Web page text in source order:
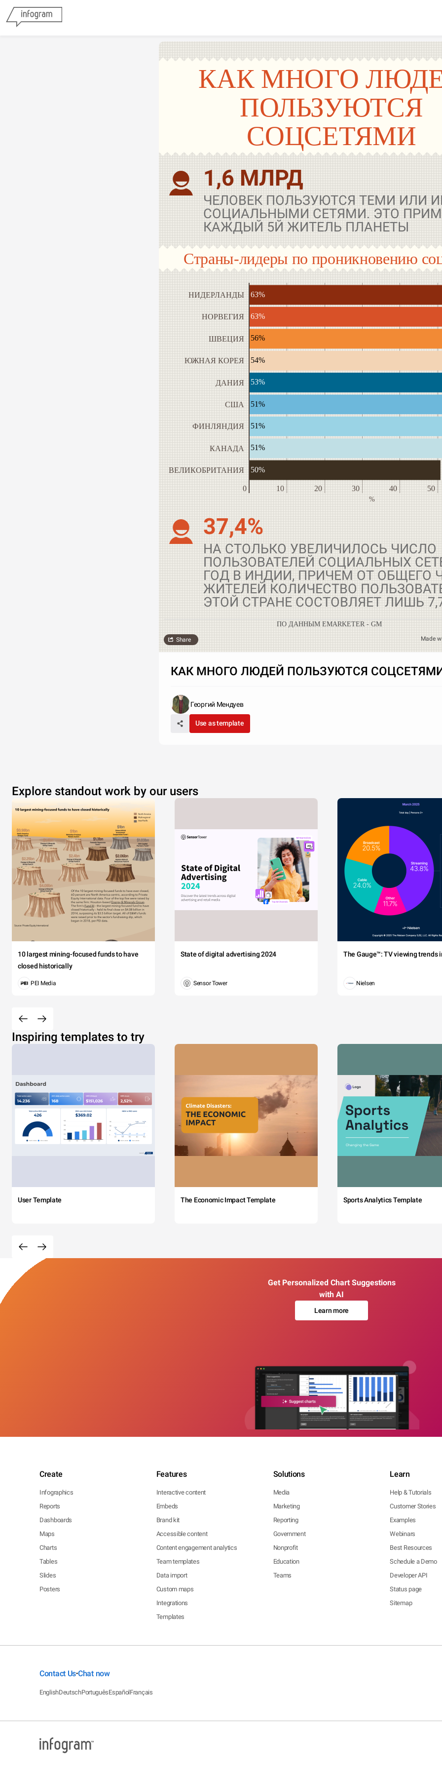
КАК МНОГО
ПОЛЬЗУЮТСЯ
СОЦСЕТЯМИ
1,6 МЛРД
ЧЕЛОВЕК ПОЛЬЗУЮТСЯ ТЕМИ ИЛИ
СОЦИАЛЬНЫМИ СЕТЯМИ. ЭТО
КАЖДЫЙ 5Й ЖИТЕЛЬ ПЛАНЕТЫ
Страны-лидеры по проникновению
НИДЕРЛАНДЫ
НОРВЕГИЯ
ШВЕЦИЯ
ЮЖНАЯ КОРЕЯ
ДАНИЯ
США
ФИНЛЯНДИЯ
КАНАДА
ВЕЛИКОБРИТАНИЯ
0 10 20 30 40 50
63%
63%
56%
54%
53%
51%
51%
51%
50%
%
37,4%
НА СТОЛЬКО УВЕЛИЧИЛОСЬ ЧИСЛО
ПОЛЬЗОВАТЕЛЕЙ СОЦИАЛЬНЫХ
ГОД В ИНДИИ, ПРИЧЕМ ОТ ОБЩЕГО
ЖИТЕЛЕЙ КОЛИЧЕСТВО
ЭТОЙ СТРАНЕ СОСТОВЛЯЕТ ЛИШЬ
ПО ДАННЫМ EMARKETER - GM
Made
Share
КАК МНОГО ЛЮДЕЙ ПОЛЬЗУЮТСЯ
Георгий Мендуев
Use as template
Explore standout work by our users
10 largest mining-focused funds to have
closed historically
PEI Media
State of digital advertising 2024
Sensor Tower
The Gauge™: TV viewing trends
Nielsen
Inspiring templates to try
User Template The Economic Impact Template Sports Analytics Template
Get Personalized Chart Suggestions
with AI
Learn more
Create
Infographics
Reports
Dashboards
Maps
Charts
Tables
Slides
Posters
Features
Interactive content
Embeds
Brand kit
Accessible content
Content engagement analytics
Team templates
Data import
Custom maps
Integrations
Templates
Solutions
Media
Marketing
Reporting
Government
Nonprofit
Education
Teams
Learn
Help & Tutorials
Customer Stories
Examples
Webinars
Best Resources
Schedule a Demo
Developer API
Status page
Sitemap
Contact Us•Chat now
EnglishDeutschPortuguêsEspañolFrançais